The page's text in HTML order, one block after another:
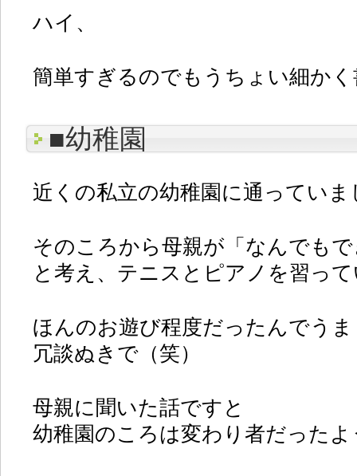
ハイ、
簡単すぎるのでもうちょい細か
■幼稚園
近くの私立の幼稚園に通っていま
そのころから母親が「なんでも
と考え、テニスとピアノを習っ
ほんのお遊び程度だったんでう
冗談ぬきで（笑）
母親に聞いた話ですと
幼稚園のころは変わり者だった